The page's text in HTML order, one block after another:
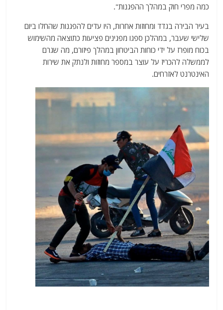
כמה מפרי חוק במהלך ההפגנות".
בעיר הבירה בגדד ומחוזות אחרות, היו עדים להפגנות שהחלו ביום
שלישי שעבר, במהלכן ספגו מפגינים פציעות כתוצאה מהשימוש
בכוח מופרז על ידי כוחות הביטחון במהלך פיזורם, מה שגרם
לממשלה להכריז על עוצר במספר מחוזות ולנתק את שירות
האינטרנט לאזרחים.